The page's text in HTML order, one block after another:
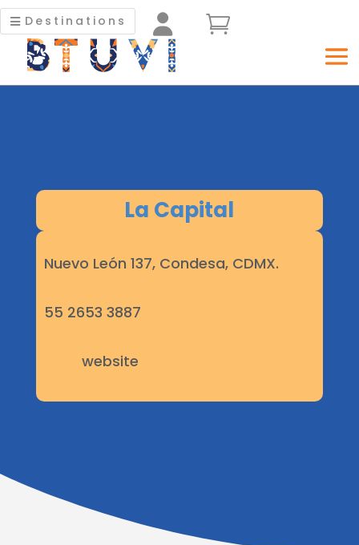
Destinations  
La Capital
Nuevo León 137, Condesa, CDMX.
55 2653 3887
website